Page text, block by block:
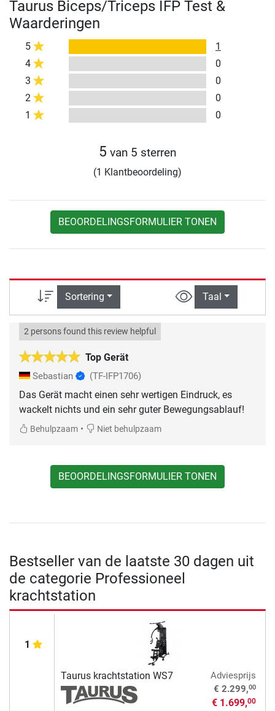
Taurus Biceps/Triceps IFP Test &
Waarderingen
5
1
4
0
3
0
2
0
1
0
5 van 5 sterren
(1 Klantbeoordeling)
BEOORDELINGSFORMULIER TONEN
Sortering Taal
Top Gerät
2 persons found this review helpful
Sebastian (TF-IFP1706)
Das Gerät macht einen sehr wertigen Eindruck, es
wackelt nichts und ein sehr guter Bewegungsablauf!
Behulpzaam • Niet behulpzaam
BEOORDELINGSFORMULIER TONEN
Bestseller van de laatste 30 dagen uit
de categorie Professioneel
krachtstation
1
Taurus krachtstation WS7
Adviesprijs
€ 2.299,00
€ 1.699,00